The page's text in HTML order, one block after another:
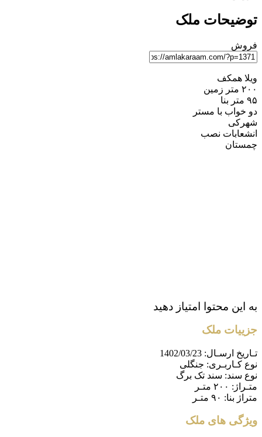
توضیحات ملک
فروش
ویلا همکف
۲۰۰ متر زمین
۹۵ متر بنا
دو خواب با مستر
شهرکی
انشعابات نصب
چمستان
به این محتوا امتیاز دهید
جزییات ملک
تـاریخ ارسـال: 1402/03/23
نوع کـاربـری: جنگلی
نوع سند: سند تک برگ
متـراژ: ۲۰۰ متـر
متراژ بنا: ۹۰ متـر
ویژگی های ملک